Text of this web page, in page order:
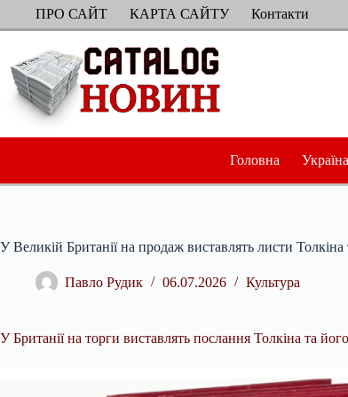
ПерейтиПРО САЙТ КАРТА САЙТУ Контакти
Головна Україна
У Великій Британії на продаж виставлять листи
Павло Рудик 06.07.2026 Культура
У Британії на торги виставлять послання Толкіна та